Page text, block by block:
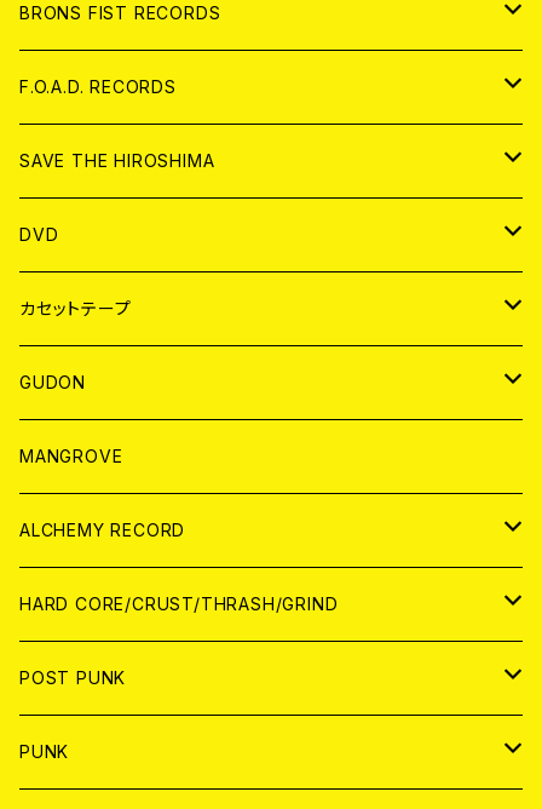
アパレル
ANALOG
BRONS FIST RECORDS
CD
ANALOG
F.O.A.D. RECORDS
CD
ANALOG
SAVE THE HIROSHIMA
アパレル
BADGE
DVD
JAPAN
WORLD
カセットテープ
JAPAN
WORLD
GUDON
アパレル
PATCH
アナログ
DIGITAL CONTENTS
MANGROVE
ALCHEMY RECORD
CD
ANALOG
HARD CORE/CRUST/THRASH/GRIND
JAPAN
CD
WORLD
POST PUNK
CD
PUNK